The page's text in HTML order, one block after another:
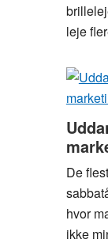
leje
De
hvor
ikke